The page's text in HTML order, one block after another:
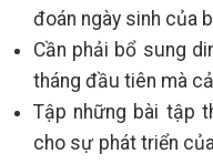
đoán ngày sinh của
Cần phải bổ sung
tháng đầu tiên mà
Tập những bài tập
cho sự phát triển